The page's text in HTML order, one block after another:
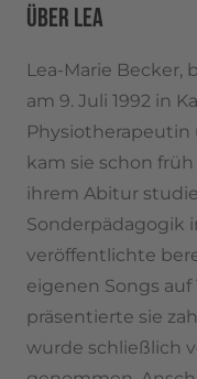
ÜBER LEA
Lea-Marie Becker,
am 9. Juli 1992 in
kam sie schon
ihrem Abitur
Sonderpädagogik
veröffentlichte
eigenen Songs auf
präsentierte sie
wurde schließlich